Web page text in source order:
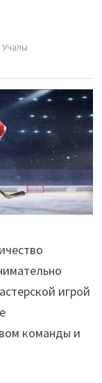
игрой
команды и